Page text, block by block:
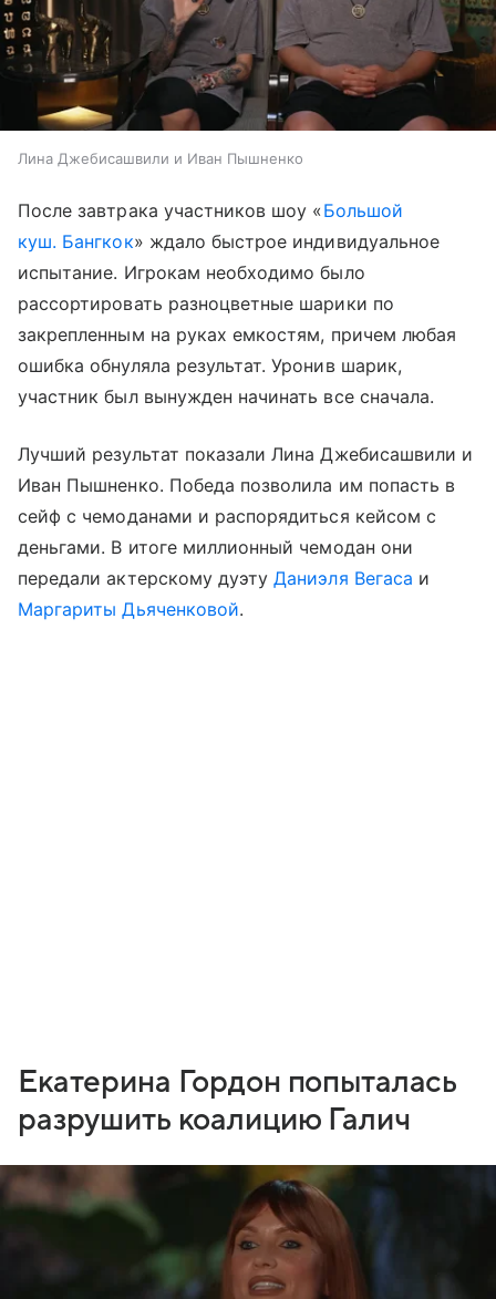
Лина Джебисашвили и Иван Пышненко
После завтрака участников шоу «Большой
куш. Бангкок» ждало быстрое индивидуальное
испытание. Игрокам необходимо было
рассортировать разноцветные шарики по
закрепленным на руках емкостям, причем любая
ошибка обнуляла результат. Уронив шарик,
участник был вынужден начинать все сначала.
Лучший результат показали Лина Джебисашвили и
Иван Пышненко. Победа позволила им попасть в
сейф с чемоданами и распорядиться кейсом с
деньгами. В итоге миллионный чемодан они
передали актерскому дуэтуДаниэля Вегаса и
Маргариты Дьяченковой.
Екатерина Гордон попыталась
разрушить коалицию Галич